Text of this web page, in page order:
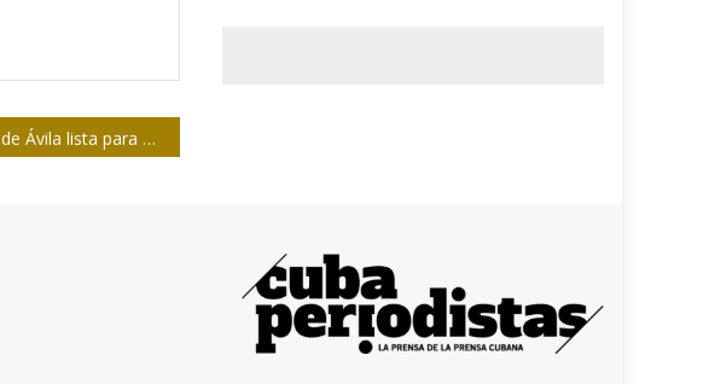
Ciego de Ávila lista para torneo de softbol de la prensa